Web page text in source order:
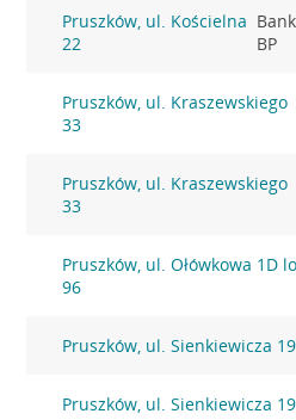
Pruszków, ul. Kościelna
22
BP
Pruszków, ul. Kraszewskiego
33
Pruszków, ul. Kraszewskiego
33
Pruszków, ul. Ołówkowa 1D
96
Pruszków, ul. Sienkiewicza 19
Pruszków, ul. Sienkiewicza 19